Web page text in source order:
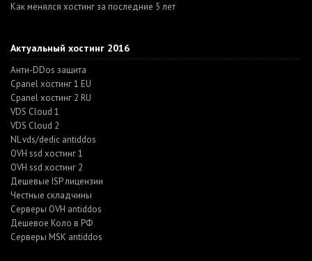
Как менялся хостинг за последние 5 лет
Актуальный хостинг 2016
Анти-DDos защита
Cpanel хостинг 1 EU
Cpanel хостинг 2 RU
VDS Cloud 1
VDS Cloud 2
NL vds/dedic antiddos
OVH ssd хостинг 1
OVH ssd хостинг 2
Дешевые ISP лицензии
Честные складчины
Серверы OVH antiddos
Дешевое Коло в РФ
Серверы MSK antiddos